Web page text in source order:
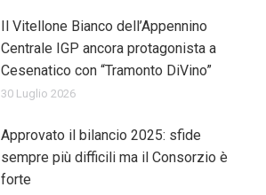
Il Vitellone Bianco dell’Appennino
Centrale IGP ancora protagonista a
Cesenatico con “Tramonto DiVino”
30 Luglio 2026
Approvato il bilancio 2025: sfide
sempre più difficili ma il Consorzio è
forte